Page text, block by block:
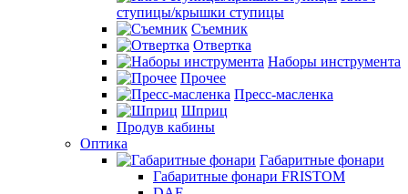
ступицы/крышки ступицы
Съемник
Отвертка
Наборы инструмента
Прочее
Пресс-масленка
Шприц
Продув кабины
Оптика
Габаритные фонари
Габаритные фонари FRISTOM